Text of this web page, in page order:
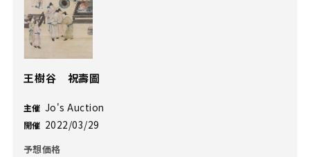
王樹谷 祝壽圖
主催 Jo's Auction
開催 2022/03/29
予想価格